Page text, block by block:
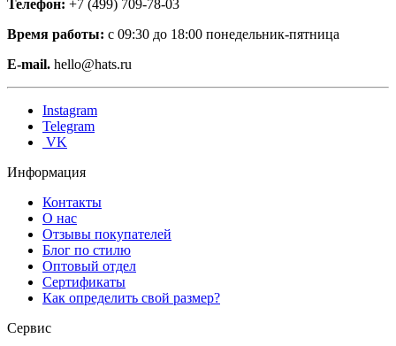
Телефон: +7 (499) 709-78-03
Время работы: с 09:30 до 18:00 понедельник-пятница
E-mail. hello@hats.ru
Instagram
Telegram
VK
Информация
Контакты
О нас
Отзывы покупателей
Блог по стилю
Оптовый отдел
Сертификаты
Как определить свой размер?
Сервис